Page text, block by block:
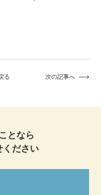
る 次の記事へ
となら
ください